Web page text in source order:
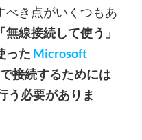
べき点がいくつもあ
線接続して使う」
った Microsoft
接続するためには
う必要がありま